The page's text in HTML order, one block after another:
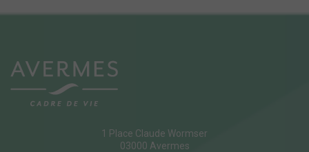
1 Place Claude Wormser
03000 Avermes